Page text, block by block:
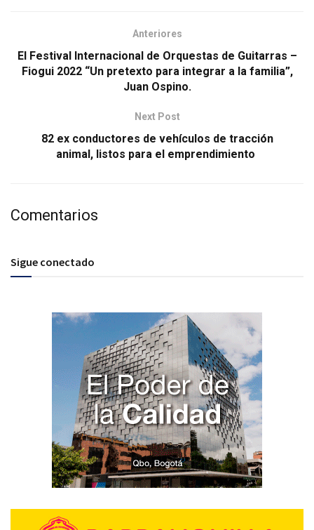
Anteriores
El Festival Internacional de Orquestas de Guitarras –
Fiogui 2022 “Un pretexto para integrar a la familia”,
Juan Ospino.
Next Post
82 ex conductores de vehículos de tracción
animal, listos para el emprendimiento
Comentarios
Sigue conectado